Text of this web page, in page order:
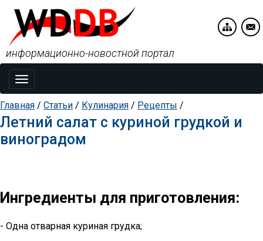
Toggle
navigation
информационно-новостной портал
Главная / Статьи / Кулинария / Рецепты /
Летний салат с куриной грудкой и
виноградом
Ингредиенты для приготовления:
- Одна отварная куриная грудка;